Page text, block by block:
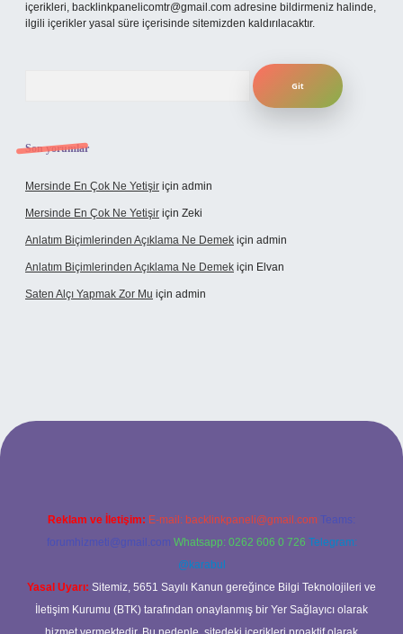
içerikleri, backlinkpanelicomtr@gmail.com adresine bildirmeniz halinde,
ilgili içerikler yasal süre içerisinde sitemizden kaldırılacaktır.
Son yorumlar
Mersinde En Çok Ne Yetişir için admin
Mersinde En Çok Ne Yetişir için Zeki
Anlatım Biçimlerinden Açıklama Ne Demek için admin
Anlatım Biçimlerinden Açıklama Ne Demek için Elvan
Saten Alçı Yapmak Zor Mu için admin
Reklam ve İletişim: E-mail: backlinkpaneli@gmail.com Teams:
forumhizmeti@gmail.com Whatsapp: 0262 606 0 726 Telegram:
@karabul
Yasal Uyarı: Sitemiz, 5651 Sayılı Kanun gereğince Bilgi Teknolojileri ve
İletişim Kurumu (BTK) tarafından onaylanmış bir Yer Sağlayıcı olarak